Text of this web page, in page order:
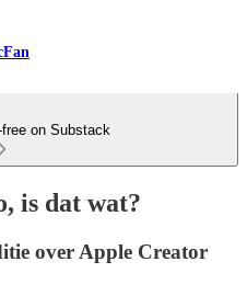
on Substack
is dat wat?
over Apple Creator